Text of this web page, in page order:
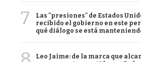
7
Las "presiones" de Estados
recibido el gobierno en este
qué diálogo se está
Leo Jaime: de la marca que